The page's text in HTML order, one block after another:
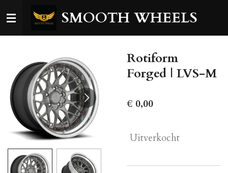
direct
SMOOTH WHEELS
Rotiform
Forged | LVS-M
€ 0,00
Uitverkocht